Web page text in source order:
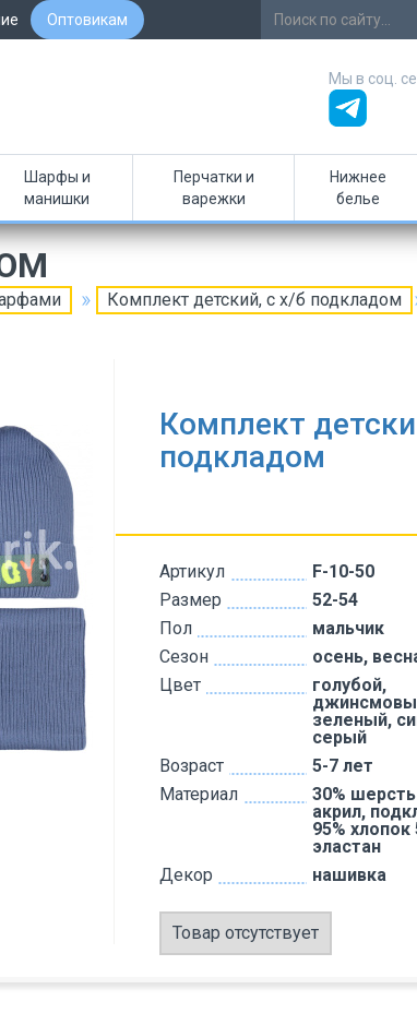
Оптовикам
Мы в соц.
Шарфы и
манишки
Перчатки и
варежки
Нижнее
белье
Комплект детский, с х/б подкладом
Комплект
подкладом
Артикул
F-10-50
Размер
52-54
Пол
мальчик
Сезон
осень,
Цвет
голубой,
зеленый,
серый
Возраст
5-7 лет
Материал
30% шерсть
акрил,
95% хлопок
эластан
Декор
нашивка
Товар отсутствует